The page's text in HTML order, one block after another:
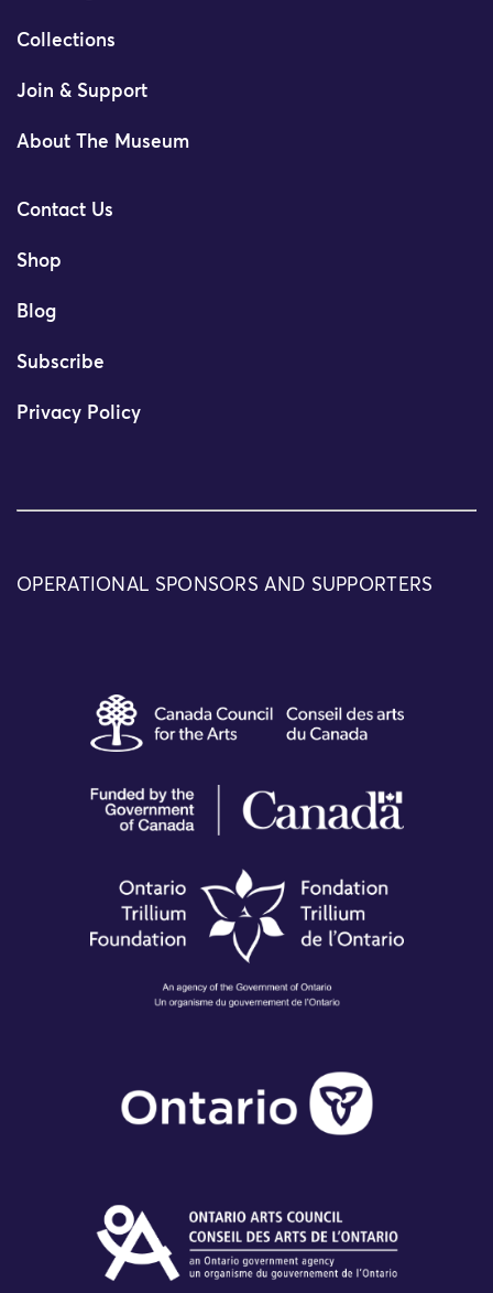
Collections
Join & Support
About The Museum
Contact Us
Shop
Blog
Subscribe
Privacy Policy
OPERATIONAL SPONSORS AND SUPPORTERS